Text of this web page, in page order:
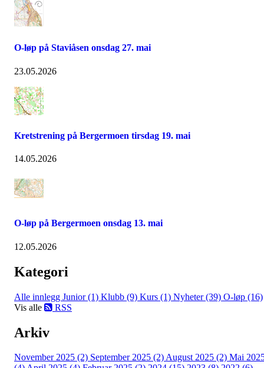
O-løp på Staviåsen onsdag 27. mai
23.05.2026
Kretstrening på Bergermoen tirsdag 19. mai
14.05.2026
O-løp på Bergermoen onsdag 13. mai
12.05.2026
Kategori
Alle innlegg Junior (1) Klubb (9) Kurs (1) Nyheter (39) O-løp (16)
Vis alle
RSS
Arkiv
November 2025 (2) September 2025 (2)August 2025 (2) Mai